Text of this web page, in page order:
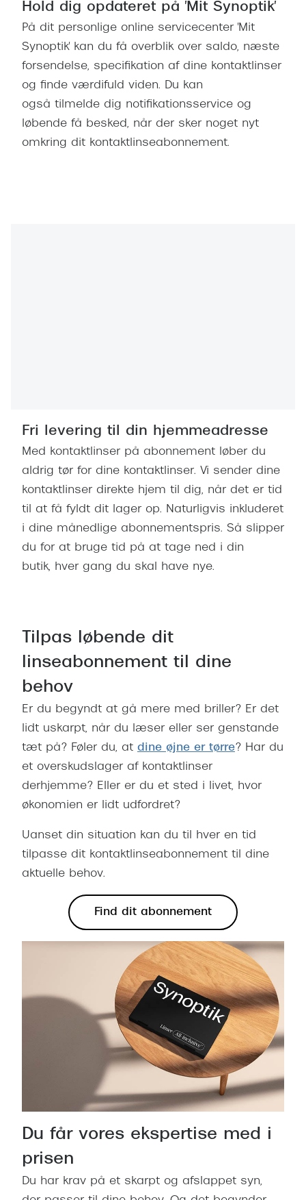
Hold dig opdateret på 'Mit Synoptik'
På dit personlige online servicecenter 'Mit
Synoptik' kan du få overblik over saldo, næste
forsendelse, specifikation af dine kontaktlinser
og finde værdifuld viden. Du kan
også tilmelde dig notifikationsservice og
løbende få besked, når der sker noget nyt
omkring dit kontaktlinseabonnement.
Fri levering til din hjemmeadresse
Med kontaktlinser på abonnement løber du
aldrig tør for dine kontaktlinser. Vi sender dine
kontaktlinser direkte hjem til dig, når det er tid
til at få fyldt dit lager op. Naturligvis inkluderet
i dine månedlige abonnementspris. Så slipper
du for at bruge tid på at tage ned i din
butik, hver gang du skal have nye.
Tilpas løbende dit
linseabonnement til dine
behov
Er du begyndt at gå mere med briller? Er det
lidt uskarpt, når du læser eller ser genstande
tæt på? Føler du, at dine øjne er tørre? Har du
et overskudslager af kontaktlinser
derhjemme? Eller er du et sted i livet, hvor
økonomien er lidt udfordret?
Uanset din situation kan du til hver en tid
tilpasse dit kontaktlinseabonnement til dine
aktuelle behov.
Find dit abonnement
Du får vores ekspertise med i
prisen
Du har krav på et skarpt og afslappet syn,